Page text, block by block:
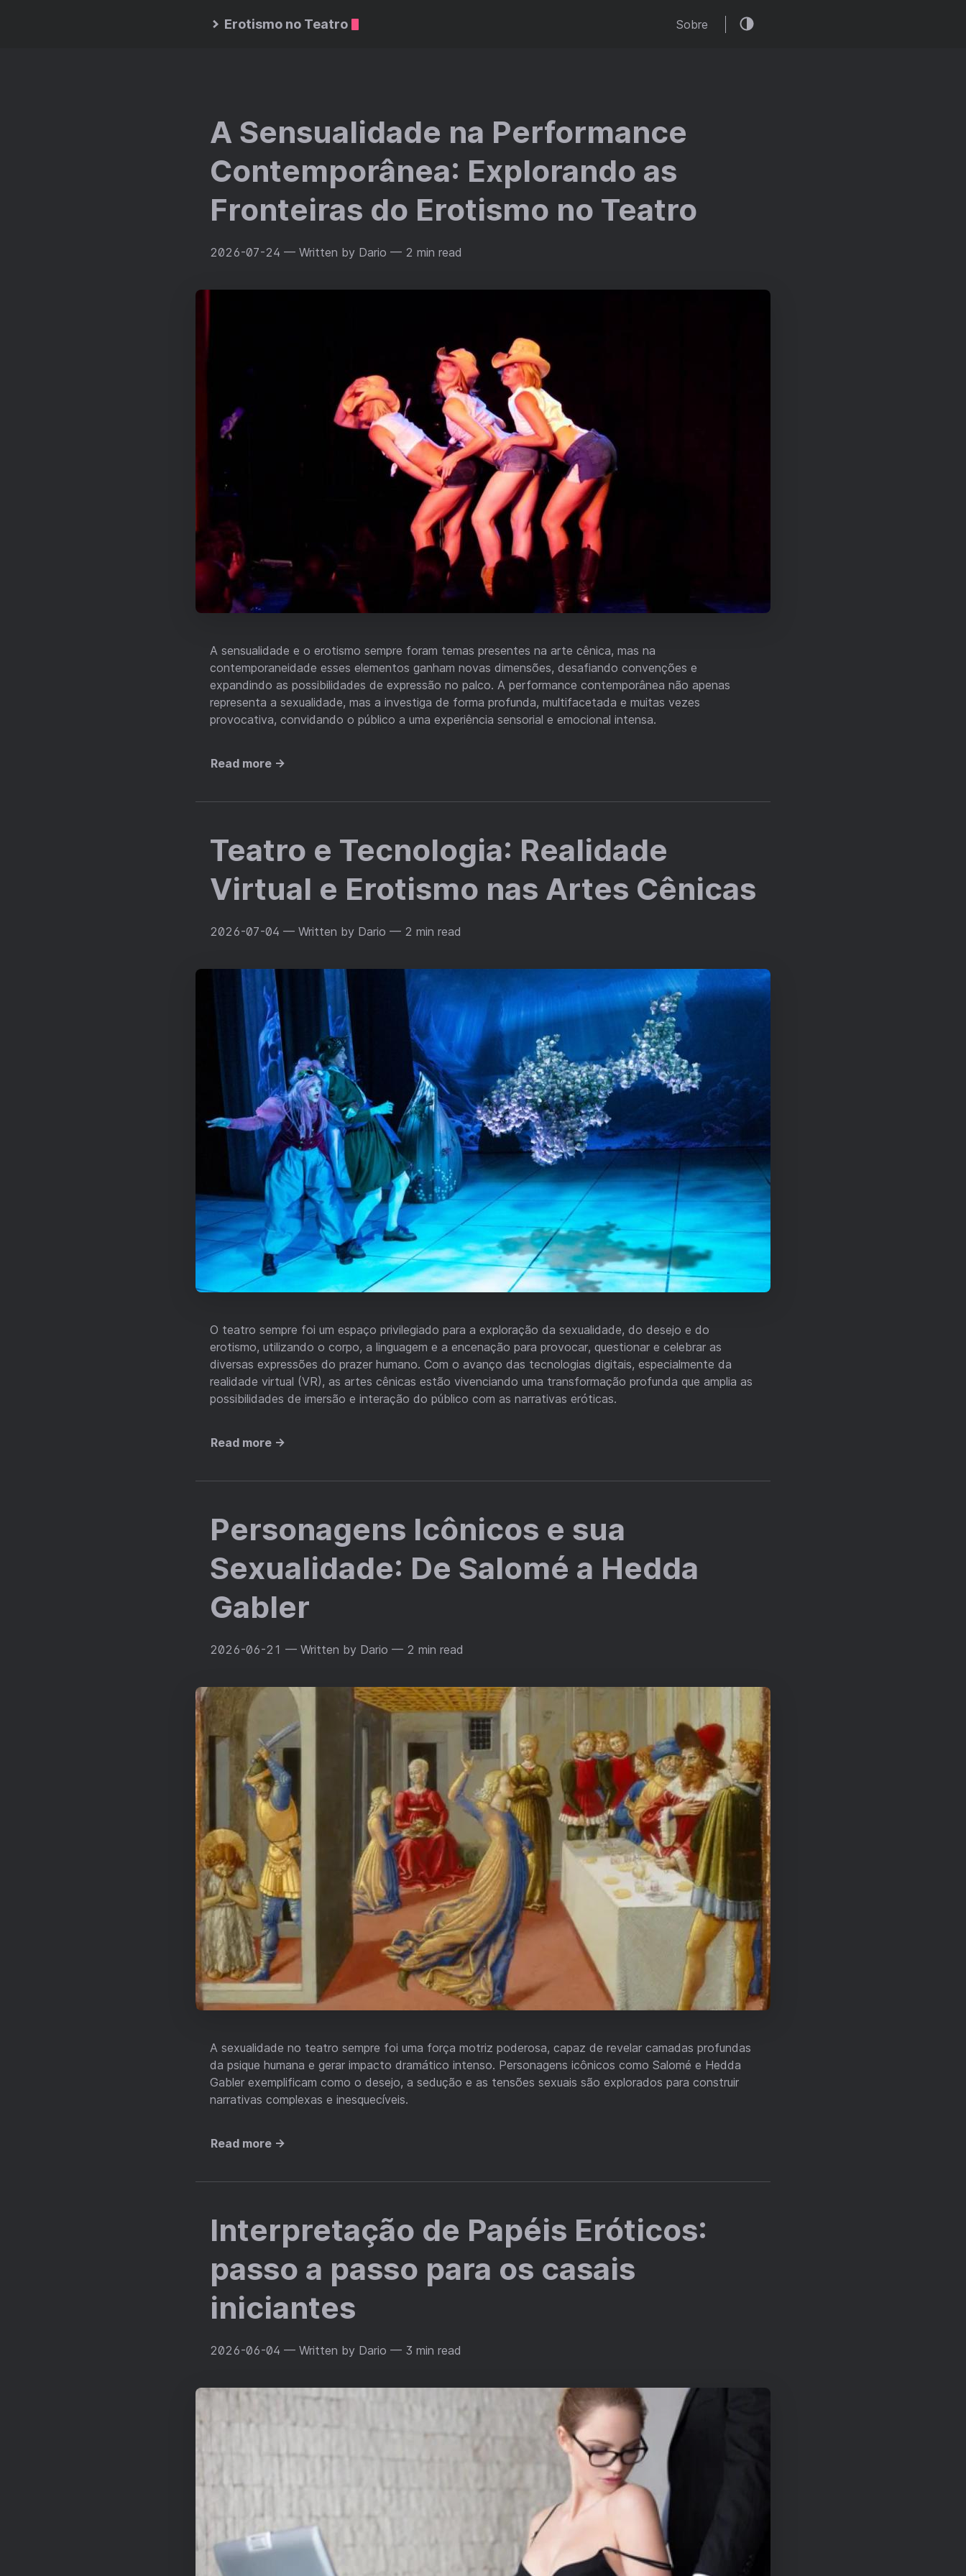
Erotismo no Teatro Sobre
A Sensualidade na Performance
Contemporânea: Explorando as
Fronteiras do Erotismo no Teatro
2026-07-24 — Written by Dario — 2 min read
A sensualidade e o erotismo sempre foram temas presentes na arte cênica, mas na
contemporaneidade esses elementos ganham novas dimensões, desafiando convenções e
expandindo as possibilidades de expressão no palco. A performance contemporânea não apenas
representa a sexualidade, mas a investiga de forma profunda, multifacetada e muitas vezes
provocativa, convidando o público a uma experiência sensorial e emocional intensa.
Read more →
Teatro e Tecnologia: Realidade
Virtual e Erotismo nas Artes Cênicas
2026-07-04 — Written by Dario — 2 min read
O teatro sempre foi um espaço privilegiado para a exploração da sexualidade, do desejo e do
erotismo, utilizando o corpo, a linguagem e a encenação para provocar, questionar e celebrar as
diversas expressões do prazer humano. Com o avanço das tecnologias digitais, especialmente da
realidade virtual (VR), as artes cênicas estão vivenciando uma transformação profunda que amplia as
possibilidades de imersão e interação do público com as narrativas eróticas.
Read more →
Personagens Icônicos e sua
Sexualidade: De Salomé a Hedda
Gabler
2026-06-21 — Written by Dario — 2 min read
A sexualidade no teatro sempre foi uma força motriz poderosa, capaz de revelar camadas profundas
da psique humana e gerar impacto dramático intenso. Personagens icônicos como Salomé e Hedda
Gabler exemplificam como o desejo, a sedução e as tensões sexuais são explorados para construir
narrativas complexas e inesquecíveis.
Read more →
Interpretação de Papéis Eróticos:
passo a passo para os casais
iniciantes
2026-06-04 — Written by Dario — 3 min read